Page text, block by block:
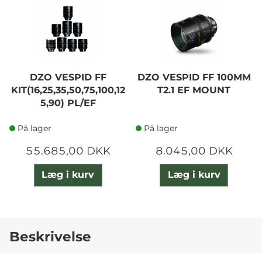
DZO VESPID FF
KIT(16,25,35,50,75,100,12
5,90) PL/EF
På lager
55.685,00 DKK
Læg i kurv
DZO VESPID FF 100MM
T2.1 EF MOUNT
På lager
8.045,00 DKK
Læg i kurv
Beskrivelse